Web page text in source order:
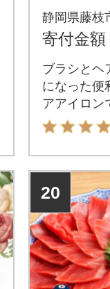
アイロ
静岡県藤枝
寄付金額
ブラシとヘ
になった便
アアイロン
タイリング
20